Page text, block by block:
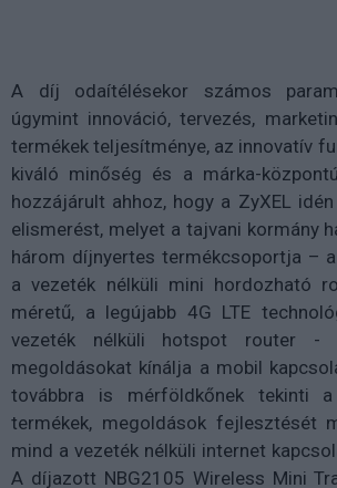
A díj odaítélésekor számos
úgymint innováció, tervezés,
termékek teljesítménye, az innovatív
kiváló minőség és a márka-
hozzájárult ahhoz, hogy a ZyXEL
elismerést, melyet a tajvani kormány
három díjnyertes termékcsoportja –
a vezeték nélküli mini hordozható
méretű, a legújabb 4G LTE
vezeték nélküli hotspot router -
megoldásokat kínálja a mobil
továbbra is mérföldkőnek tekinti
termékek, megoldások fejlesztését
mind a vezeték nélküli internet
A díjazott NBG2105 Wireless Mini